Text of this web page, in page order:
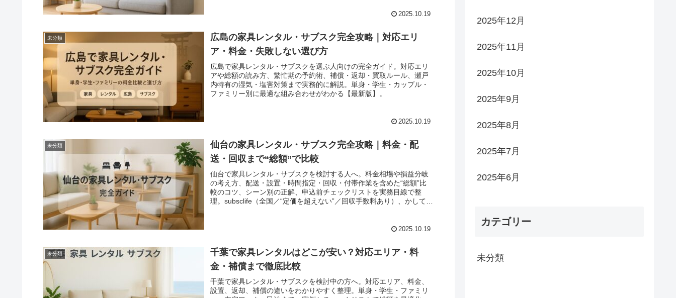
2025.10.19
未分類
広島の家具レンタル・サブスク完全攻略｜対応エリ
ア・料金・失敗しない選び方
広島で家具レンタル・サブスクを選ぶ人向けの完全ガイド。対応エリ
アや総額の読み方、繁忙期の予約術、補償・返却・買取ルール、瀬戸
内特有の湿気・塩害対策まで実務的に解説。単身・学生・カップル・
ファミリー別に最適な組み合わせがわかる【最新版】。
2025.10.19
未分類
仙台の家具レンタル・サブスク完全攻略｜料金・配
送・回収まで“総額”で比較
仙台で家具レンタル・サブスクを検討する人へ。料金相場や損益分岐
の考え方、配送・設置・時間指定・回収・付帯作業を含めた“総額”比
較のコツ、シーン別の正解、申込前チェックリストを実務目線で整
理。subsclife（全国／“定価を超えない”／回収手数料あり）、かして！
北特化／5点セット：2年3,800円〜・1年5,000円〜）の使い分けも解
2025.10.19
未分類
千葉で家具レンタルはどこが安い？対応エリア・料
金・補償まで徹底比較
千葉で家具レンタル・サブスクを検討中の方へ。対応エリア、料金、
設置、返却、補償の違いをわかりやすく整理。単身・学生・ファミリ
2025年12月
2025年11月
2025年10月
2025年9月
2025年8月
2025年7月
2025年6月
カテゴリー
未分類